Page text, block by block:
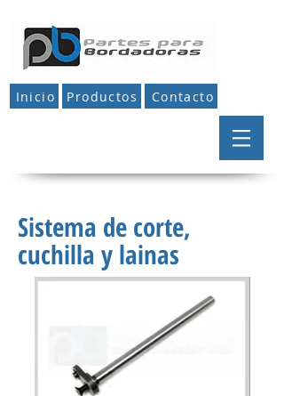
Inicio Productos Contacto
Sistema de corte,
cuchilla y lainas